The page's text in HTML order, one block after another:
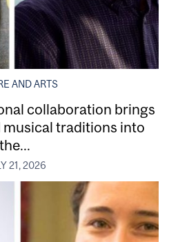
AND ARTS
collaboration brings
traditions into
the...
21, 2026